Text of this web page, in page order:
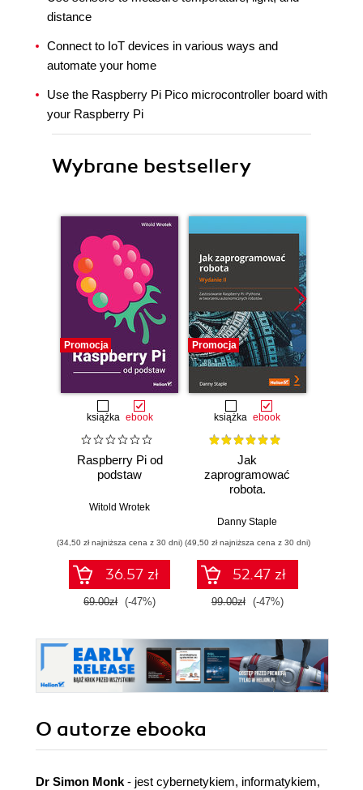
distance
Connect to IoT devices in various ways and
automate your home
Use the Raspberry Pi Pico microcontroller board with
your Raspberry Pi
Wybrane bestsellery
Promocja
książka ebook
Raspberry Pi od
podstaw
Witold Wrotek
(34,50 zł najniższa cena z 30 dni)
36.57 zł
69.00zł (-47%)
Promocja
książka ebook
Jak
zaprogramować
robota.
Raspberry Pi i
tworzeniu
autonomicznych
robotów. Wydanie
II
Danny Staple
(49,50 zł najniższa cena z 30 dni)
52.47 zł
99.00zł (-47%)
O autorze ebooka
Dr Simon Monk - jest cybernetykiem, informatykiem,